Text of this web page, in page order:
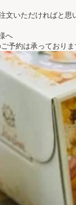
文いただければと思
へ
予約は承っておりま